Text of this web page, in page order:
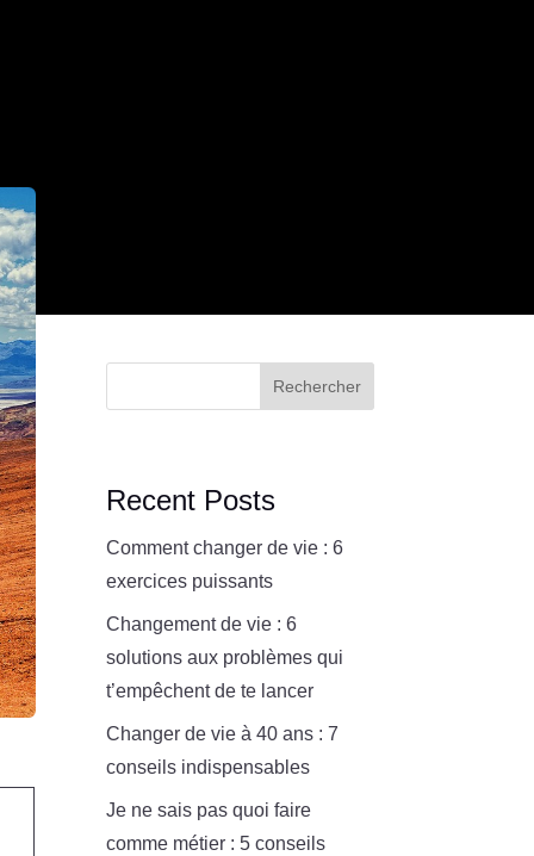
Rechercher
Recent Posts
Comment changer de vie : 6
exercices puissants
Changement de vie : 6
solutions aux problèmes qui
t’empêchent de te lancer
Changer de vie à 40 ans : 7
conseils indispensables
Je ne sais pas quoi faire
comme métier : 5 conseils